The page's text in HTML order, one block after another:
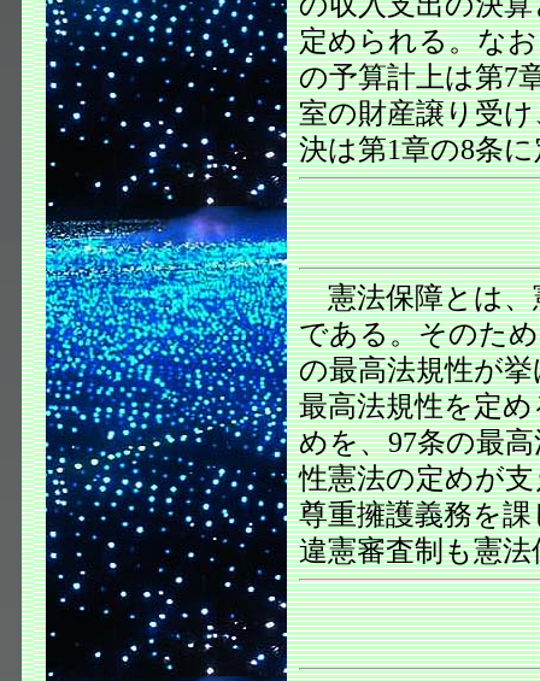
定められる。な
の予算計上は第7
室の財産譲り受
決は第1章の8条
憲法保障とは、
である。そのた
の最高法規性が
最高法規性を定
めを、97条の最
性憲法の定めが
尊重擁護義務を
違憲審査制も憲